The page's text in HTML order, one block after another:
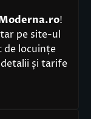
!
pe site-ul
de locuințe
și tarife